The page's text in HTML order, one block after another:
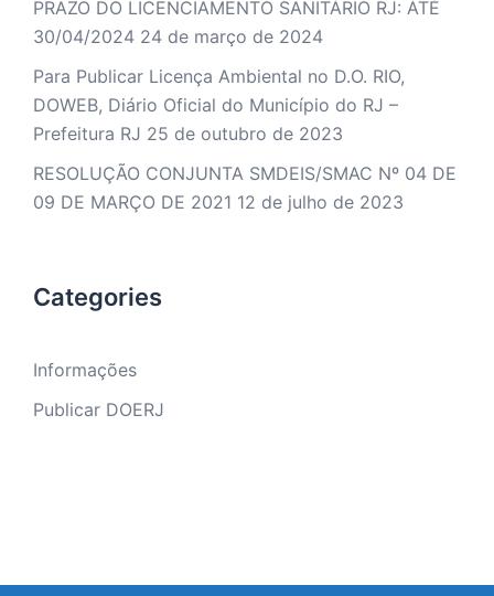
PRAZO DO LICENCIAMENTO SANITÁRIO RJ: ATÉ
30/04/2024 24 de março de 2024
Para Publicar Licença Ambiental no D.O. RIO,
DOWEB, Diário Oficial do Município do RJ –
Prefeitura RJ 25 de outubro de 2023
RESOLUÇÃO CONJUNTA SMDEIS/SMAC Nº 04 DE
09 DE MARÇO DE 2021 12 de julho de 2023
Categories
Informações
Publicar DOERJ